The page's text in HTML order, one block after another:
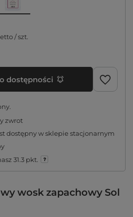
/szt.
dostępności
zwrot
dostępny w sklepie stacjonarnym
31.3 pkt.
wosk zapachowy Sol